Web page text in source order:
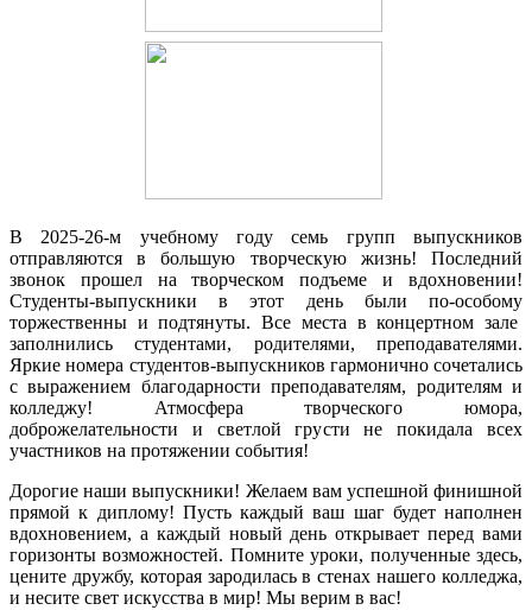
В 2025-26-м учебному году семь групп выпускников
отправляются в большую творческую жизнь! Последний
звонок прошел на творческом подъеме и вдохновении!
Студенты-выпускники в этот день были по-особому
торжественны и подтянуты. Все места в концертном зале
заполнились студентами, родителями, преподавателями.
Яркие номера студентов-выпускников гармонично сочетались
с выражением благодарности преподавателям, родителям и
колледжу! Атмосфера творческого юмора,
доброжелательности и светлой грусти не покидала всех
участников на протяжении события!
Дорогие наши выпускники! Желаем вам успешной финишной
прямой к диплому! Пусть каждый ваш шаг будет наполнен
вдохновением, а каждый новый день открывает перед вами
горизонты возможностей. Помните уроки, полученные здесь,
цените дружбу, которая зародилась в стенах нашего колледжа,
и несите свет искусства в мир! Мы верим в вас!